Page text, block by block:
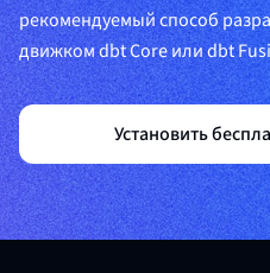
рекомендуемый способ
движком dbt Core или dbt
Установить